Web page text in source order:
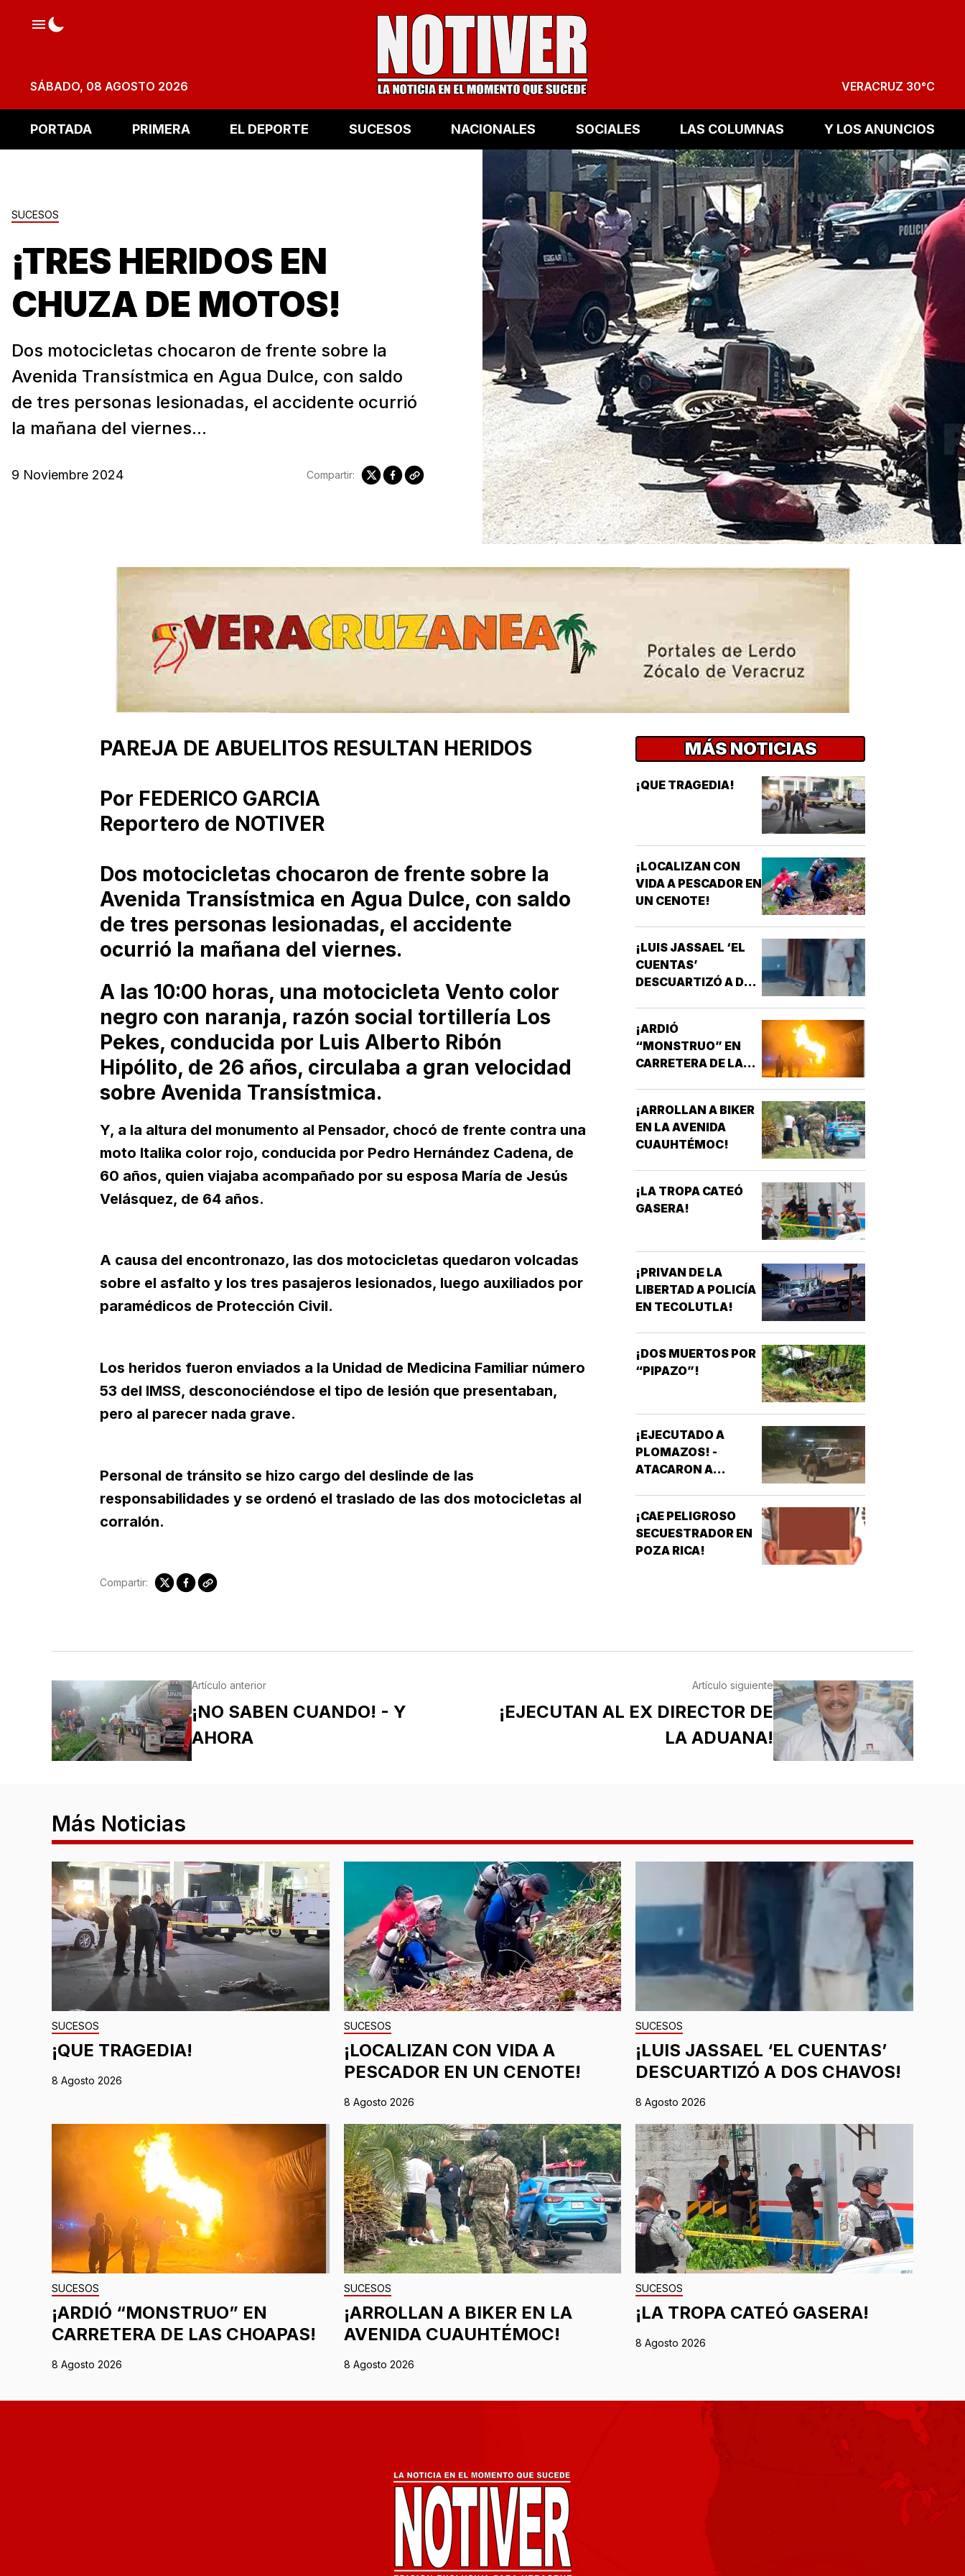
SÁBADO, 08 AGOSTO 2026 VERACRUZ 30°C
PORTADA PRIMERA EL DEPORTE SUCESOS NACIONALES SOCIALES LAS COLUMNAS Y LOS ANUNCIOS
SUCESOS
¡TRES HERIDOS EN
CHUZA DE MOTOS!
Dos motocicletas chocaron de frente sobre la
Avenida Transístmica en Agua Dulce, con saldo
de tres personas lesionadas, el accidente ocurrió
la mañana del viernes...
9 Noviembre 2024 Compartir:
PAREJA DE ABUELITOS RESULTAN HERIDOS
Por FEDERICO GARCIA
Reportero de NOTIVER
Dos motocicletas chocaron de frente sobre la
Avenida Transístmica en Agua Dulce, con saldo
de tres personas lesionadas, el accidente
ocurrió la mañana del viernes.
A las 10:00 horas, una motocicleta Vento color
negro con naranja, razón social tortillería Los
Pekes, conducida por Luis Alberto Ribón
Hipólito, de 26 años, circulaba a gran velocidad
sobre Avenida Transístmica.
Y, a la altura del monumento al Pensador, chocó de frente contra una
moto Italika color rojo, conducida por Pedro Hernández Cadena, de
60 años, quien viajaba acompañado por su esposa María de Jesús
Velásquez, de 64 años.
A causa del encontronazo, las dos motocicletas quedaron volcadas
sobre el asfalto y los tres pasajeros lesionados, luego auxiliados por
paramédicos de Protección Civil.
Los heridos fueron enviados a la Unidad de Medicina Familiar número
53 del IMSS, desconociéndose el tipo de lesión que presentaban,
pero al parecer nada grave.
Personal de tránsito se hizo cargo del deslinde de las
responsabilidades y se ordenó el traslado de las dos motocicletas al
corralón.
Compartir:
MÁS NOTICIAS
¡QUE TRAGEDIA!
¡LOCALIZAN CON
VIDA A PESCADOR EN
UN CENOTE!
¡LUIS JASSAEL ‘EL
CUENTAS’
DESCUARTIZÓ A DOS
¡ARDIÓ
“MONSTRUO” EN
CARRETERA DE LAS
¡ARROLLAN A BIKER
EN LA AVENIDA
CUAUHTÉMOC!
¡LA TROPA CATEÓ
GASERA!
¡PRIVAN DE LA
LIBERTAD A POLICÍA
EN TECOLUTLA!
¡DOS MUERTOS POR
“PIPAZO”!
¡EJECUTADO A
PLOMAZOS! -
ATACARON A
COLONIA DE
COATZACOALCOS
¡CAE PELIGROSO
SECUESTRADOR EN
POZA RICA!
Artículo anterior
¡NO SABEN CUANDO! - Y
AHORA
Artículo siguiente
¡EJECUTAN AL EX DIRECTOR DE
LA ADUANA!
Más Noticias
SUCESOS
¡QUE TRAGEDIA!
8 Agosto 2026
SUCESOS
¡LOCALIZAN CON VIDA A
PESCADOR EN UN CENOTE!
8 Agosto 2026
SUCESOS
¡LUIS JASSAEL ‘EL CUENTAS’
DESCUARTIZÓ A DOS CHAVOS!
8 Agosto 2026
SUCESOS
¡ARDIÓ “MONSTRUO” EN
CARRETERA DE LAS CHOAPAS!
8 Agosto 2026
SUCESOS
¡ARROLLAN A BIKER EN LA
AVENIDA CUAUHTÉMOC!
8 Agosto 2026
SUCESOS
¡LA TROPA CATEÓ GASERA!
8 Agosto 2026